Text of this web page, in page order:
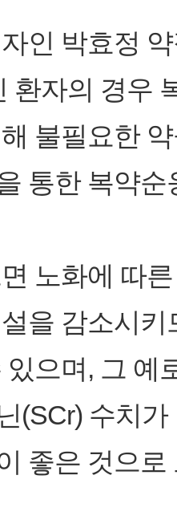
인 박효정
환자의 경우
불필요한
통한 복약
노화에 따
을 감소시
있으며, 그 예
(SCr) 수치
좋은 것으